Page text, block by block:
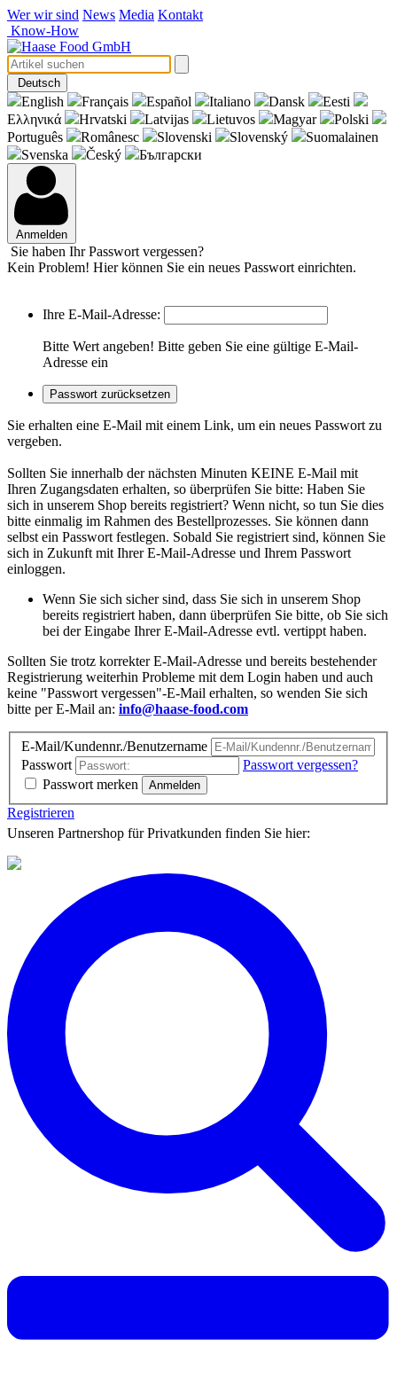
Wer wir sind News Media Kontakt
Know-How
Deutsch
English Français Español Italiano Dansk
Eesti
Eλληνικά
Hrvatski Latvijas Lietuvos Magyar
Polski
Português
Românesc Slovenski Slovenský
Suomalainen
Svenska
Český Български
Anmelden
Sie haben Ihr Passwort vergessen?
Kein Problem! Hier können Sie ein neues Passwort einrichten.
Ihre E-Mail-Adresse:
Bitte Wert angeben! Bitte geben Sie eine gültige E-Mail-
Adresse ein
Passwort zurücksetzen
Sie erhalten eine E-Mail mit einem Link, um ein neues Passwort zu
vergeben.
Sollten Sie innerhalb der nächsten Minuten KEINE E-Mail mit
Ihren Zugangsdaten erhalten, so überprüfen Sie bitte: Haben Sie
sich in unserem Shop bereits registriert? Wenn nicht, so tun Sie dies
bitte einmalig im Rahmen des Bestellprozesses. Sie können dann
selbst ein Passwort festlegen. Sobald Sie registriert sind, können Sie
sich in Zukunft mit Ihrer E-Mail-Adresse und Ihrem Passwort
einloggen.
Wenn Sie sich sicher sind, dass Sie sich in unserem Shop
bereits registriert haben, dann überprüfen Sie bitte, ob Sie sich
bei der Eingabe Ihrer E-Mail-Adresse evtl. vertippt haben.
Sollten Sie trotz korrekter E-Mail-Adresse und bereits bestehender
Registrierung weiterhin Probleme mit dem Login haben und auch
keine "Passwort vergessen"-E-Mail erhalten, so wenden Sie sich
bitte per E-Mail an: info@haase-food.com
E-Mail/Kundennr./Benutzername
Passwort
Passwort vergessen?
Passwort merken
Anmelden
Registrieren
Unseren Partnershop für Privatkunden finden Sie hier: